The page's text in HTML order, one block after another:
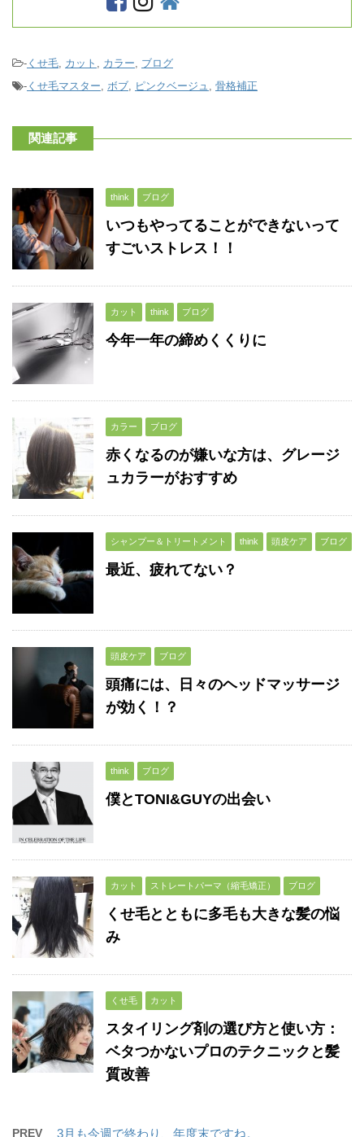
- くせ毛, カット , カラー, ブログ
- くせ毛マスター, ボブ, ピンクベージュ , 骨格補正
関連記事
think ブログ
いつもやってることができないって
すごいストレス！！
カット think ブログ
今年一年の締めくくりに
カラー ブログ
赤くなるのが嫌いな方は、グレージ
ュカラーがおすすめ
シャンプー＆トリートメント think 頭皮ケア ブログ
最近、疲れてない？
頭皮ケア ブログ
頭痛には、日々のヘッドマッサージ
が効く！？
think ブログ
僕とTONI&GUYの出会い
カット ストレートパーマ（縮毛矯正） ブログ
くせ毛とともに多毛も大きな髪の悩
み
くせ毛 カット
スタイリング剤の選び方と使い方：
ベタつかないプロのテクニックと髪
質改善
PREV 3月も今週で終わり、年度末ですね。